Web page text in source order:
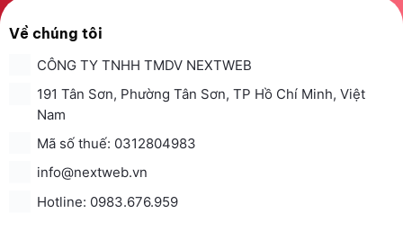
Về chúng tôi
CÔNG TY TNHH TMDV NEXTWEB
191 Tân Sơn, Phường Tân Sơn, TP Hồ Chí Minh, Việt
Nam
Mã số thuế: 0312804983
info@nextweb.vn
Hotline: 0983.676.959